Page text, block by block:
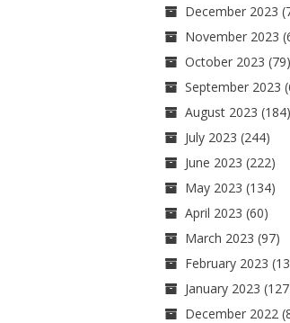
December 2023
November 2023
October 2023 (79)
September 2023
August 2023 (184)
July 2023 (244)
June 2023 (222)
May 2023 (134)
April 2023 (60)
March 2023 (97)
February 2023
January 2023
December 2022